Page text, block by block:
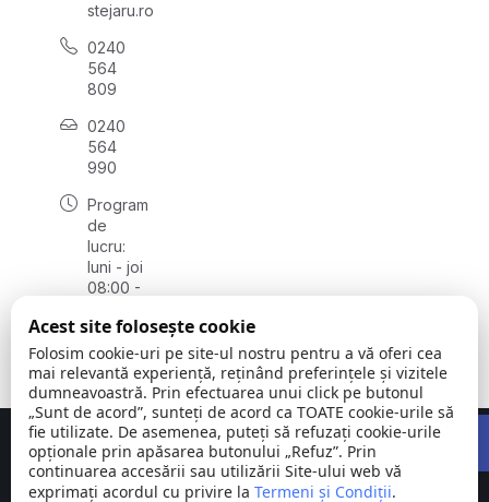
stejaru.ro
0240
564
809
0240
564
990
Program
de
lucru:
luni - joi
08:00 -
vineri
08:00 -
14:00
Comuna © Toate
Concept realizat deBig Media Relații Publice SRL
Acest site folosește cookie
Folosim cookie-uri pe site-ul nostru pentru a vă oferi cea
mai relevantă experiență, reținând preferințele și vizitele
dumneavoastră. Prin efectuarea unui click pe butonul
„Sunt de acord”, sunteți de acord ca TOATE cookie-urile să
fie utilizate. De asemenea, puteți să refuzați cookie-urile
opționale prin apăsarea butonului „Refuz”. Prin
continuarea accesării sau utilizării Site-ului web vă
exprimați acordul cu privire la Termeni și Condiții.